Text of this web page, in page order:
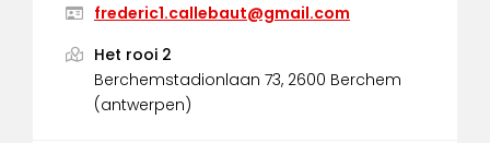
frederic1.callebaut@gmail.com
Het rooi 2
Berchemstadionlaan 73, 2600 Berchem
(antwerpen)